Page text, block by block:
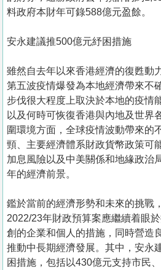
料政府本財年可錄588億元盈餘。
安永建議推500億元紓困措施
雖然自去年以來香港經濟的復甦動
第五波疫情爆發為本地經濟帶來不
步伐很大程度上取決於本地的疫情
以及何時可恢復香港與內地及世界
圍環境方面，全球疫情波動帶來的
頸、主要經濟體系財政貨幣政策可
加息風險以及中美關係和地緣政治
年的經濟前景。
鑑於當前的經濟形勢和未來的挑戰
2022/23年財政預算案應繼續着眼
創的企業和個人的措施，同時營造
推動中長期經濟發展。其中，安永
困措施，包括以430億元支持市民